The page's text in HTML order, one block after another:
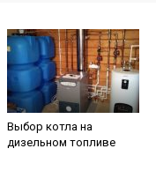
Выбор котла на
дизельном топливе